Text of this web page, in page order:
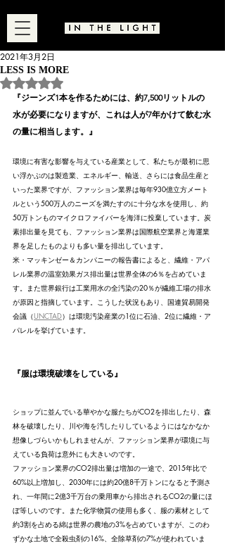
LESS IS MORE
2021年3月2日
5つ星のうちNaNと評価されています。
『ジーンズ1本を作るためには、約7,500リットルの
水が必要になりますが、これは人が7年かけて飲む水
の量に相当します。』
環境に有害な影響を与えている産業として、私たちが最初に思
い浮かぶのは製造業、エネルギー、輸送、さらには食品生産と
いった業界ですが、ファッション業界は毎年930億立方メート
ルという500万人のニーズを満たすのに十分な水を使用し、約
50万トンものマイクロファイバーを海洋に投棄しています。炭
素排出量を見ても、ファッション業界は国際航空業界と海運業
界を足したものよりも多い量を排出しています。
米・マッキンゼー＆カンパニーの報告書によると、繊維・アパ
レル業界の温室効果ガス排出量は世界全体の6％を占めていま
す。また世界銀行は工業用水の全汚染の20％が繊維工場の排水
が原因と指摘しています。こうした状況もあり、国連貿易開発
会議（UNCTAD）は環境汚染産業の1位に石油、2位に繊維・ア
パレルを挙げています。
『服は環境破壊をしている』
ショップに並んでいる華やかな服たちがCO2を排出したり、森
林を破壊したり、川や海を汚したりしているようにはなかなか
想像しづらいかもしれませんが、ファッション業界が環境に与
えている負荷は意外にも大きいのです。
ファッション業界のCO2排出量は増加の一途で、2015年比で
60%以上増加し、2030年には約20億8千万トンになると予測さ
れ、一年間に2億3千万台の乗用車から排出されるCO2の量にほ
ぼ等しいのです。また化学物質の使用も多く、服の素材として
約3割を占める綿は世界の農地の3%を占めていますが、このわ
ずかな土地で全殺虫剤の16%、全除草剤の7%が使われていま